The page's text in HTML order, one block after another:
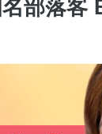
部落客